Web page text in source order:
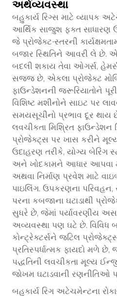
અર્થવ્યવસ્થા
બહુકાર્ય રિગ્સ માટે વ્યાપક
આર્થિક સાજુશ ફક્ત સાધારણ
જે પ્રોજેક્ટ-સ્તરની
બજાર સ્થિતિને આવરી લે છે.
બદલી શકાય તેવા ઓગર્સ,
સજ્જ છે, એકલા પ્રોજેક્ટ
ફાઉન્ડેશનની જરૂરિયાતોને
વિશિષ્ટ મશીનોને સાઇટ પર
સમયસૂચીનો પ્રભાવ દૂર
લવચીકતા મિશ્રિત ફાઉન્ડેશન
પ્રોજેક્ટ્સ પર ખાસ કરીને
ઉદાહરણ તરીકે, યોગ્ય બેરિંગ
અને ખોદકામને આધાર આપવા
અથવા નિર્માણ પ્રવેશ માટે
પાઇલિંગ. ઉપકરણના
પરના કબજાના ઘટાડાથી
સુધરે છે, જેમાં પર્યાવરણીય
અવ્યવસ્થા પણ ઘટે છે. વિવિધ
કોન્ટ્રેક્ટર્સને જટિલ
પ્રતિસ્પર્ધાત્મક ફાયદો મળે
પદ્ધતિની લવચીકતા મૂલ્ય
જોખમ ઘટાડવાની રણનીતિઓ
બહુકાર્ય રિગ અટેચમેન્ટના